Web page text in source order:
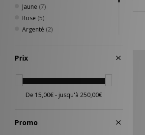
Jaune (7)
Rose (5)
Argenté (2)
Orange
Bleu
Prix
Promo